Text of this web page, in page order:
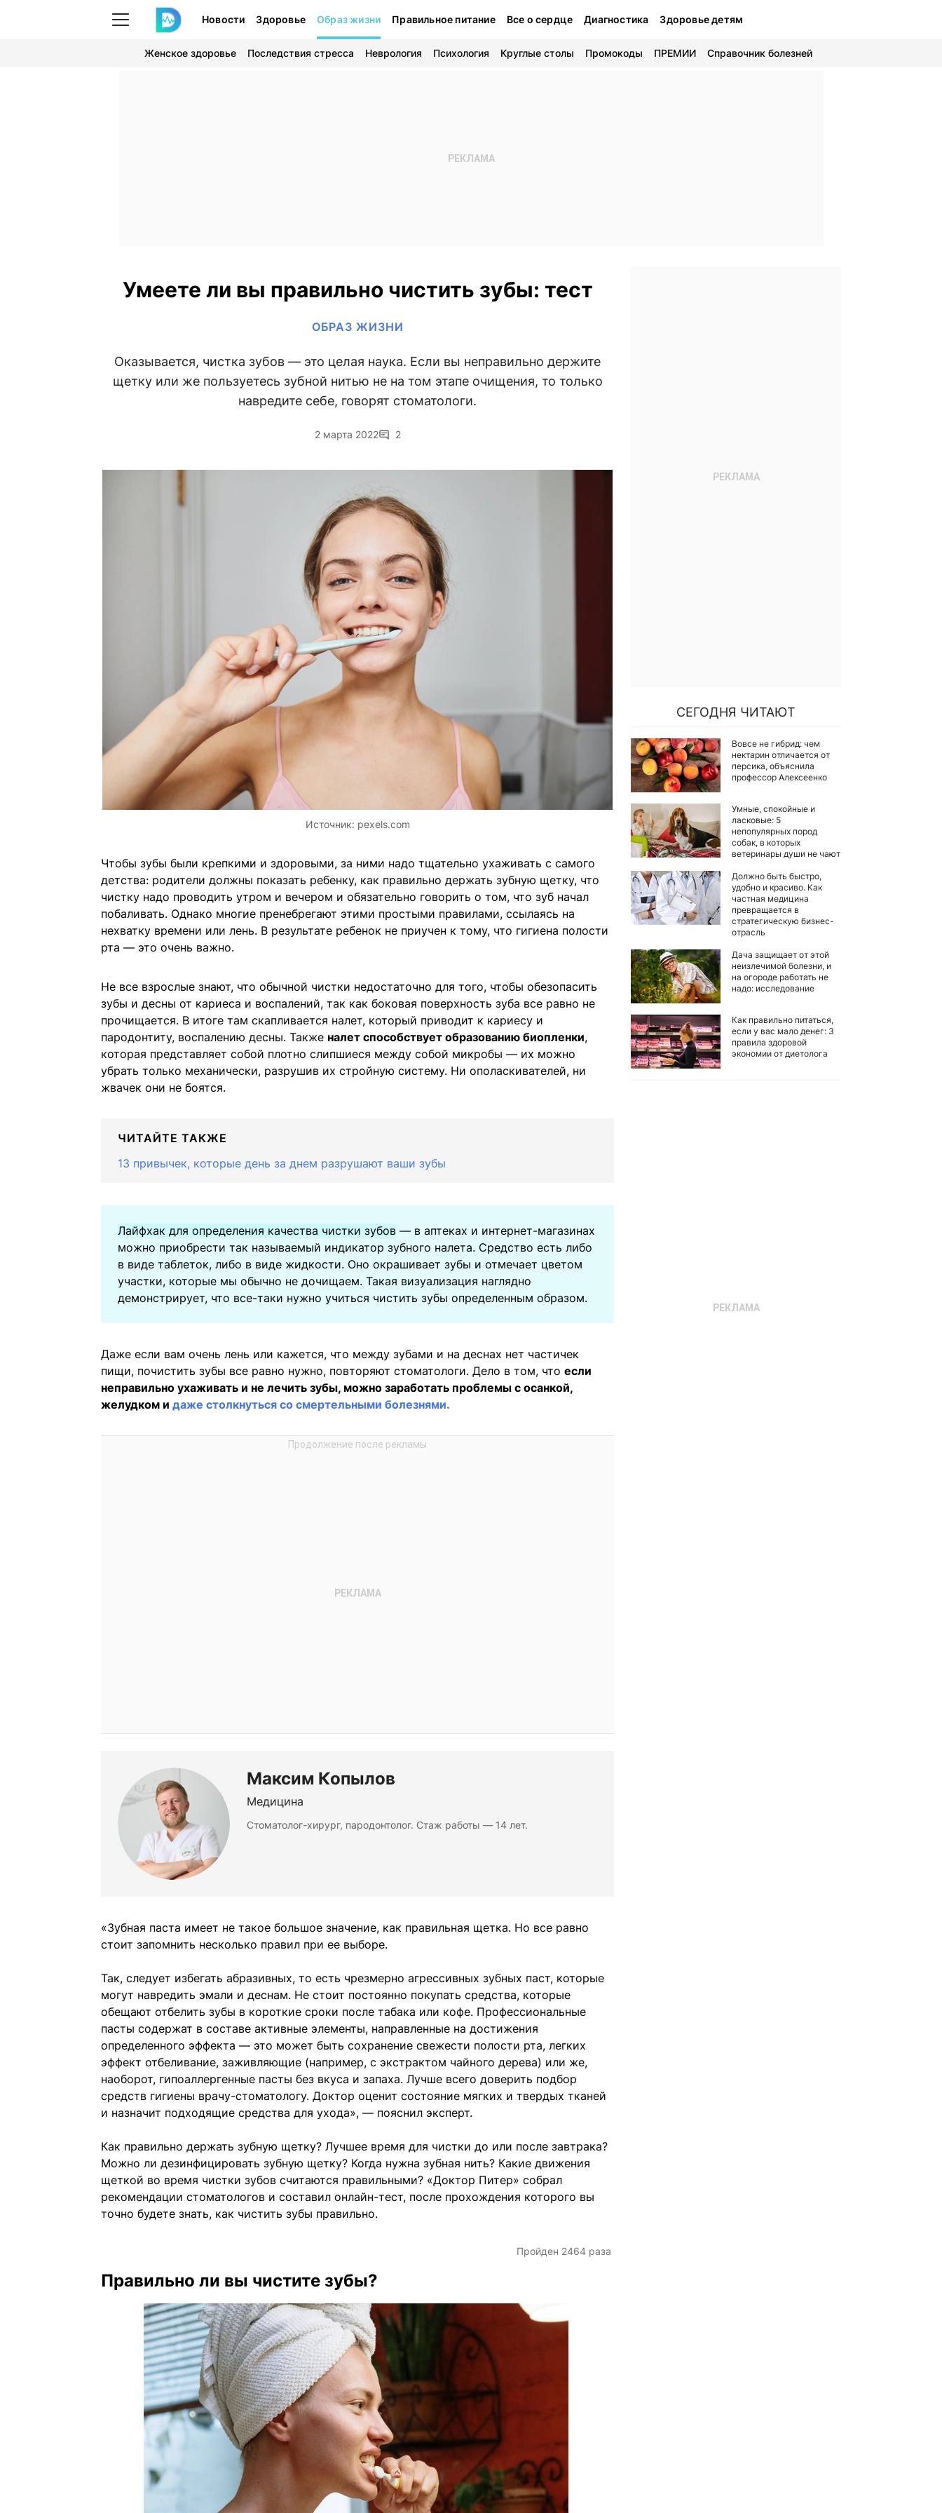
Новости Здоровье Образ жизни Правильное питание Все о сердце Диагностика Здоровье детям
Женское здоровье Последствия стресса Неврология Психология Круглые столы Промокоды ПРЕМИИ Справочник болезней
Умеете ли вы правильно чистить зубы: тест
ОБРАЗ ЖИЗНИ
Оказывается, чистка зубов — это целая наука. Если вы неправильно держите
щетку или же пользуетесь зубной нитью не на том этапе очищения, то только
навредите себе, говорят стоматологи.
2 марта 2022 2
Источник: pexels.com
Чтобы зубы были крепкими и здоровыми, за ними надо тщательно ухаживать с самого
детства: родители должны показать ребенку, как правильно держать зубную щетку, что
чистку надо проводить утром и вечером и обязательно говорить о том, что зуб начал
побаливать. Однако многие пренебрегают этими простыми правилами, ссылаясь на
нехватку времени или лень. В результате ребенок не приучен к тому, что гигиена полости
рта — это очень важно.
Не все взрослые знают, что обычной чистки недостаточно для того, чтобы обезопасить
зубы и десны от кариеса и воспалений, так как боковая поверхность зуба все равно не
прочищается. В итоге там скапливается налет, который приводит к кариесу и
пародонтиту, воспалению десны. Также налет способствует образованию биопленки,
которая представляет собой плотно слипшиеся между собой микробы — их можно
убрать только механически, разрушив их стройную систему. Ни ополаскивателей, ни
жвачек они не боятся.
ЧИТАЙТЕ ТАКЖЕ
13 привычек, которые день за днем разрушают ваши зубы
Лайфхак для определения качества чистки зубов — в аптеках и интернет-магазинах
можно приобрести так называемый индикатор зубного налета. Средство есть либо
в виде таблеток, либо в виде жидкости. Оно окрашивает зубы и отмечает цветом
участки, которые мы обычно не дочищаем. Такая визуализация наглядно
демонстрирует, что все-таки нужно учиться чистить зубы определенным образом.
Даже если вам очень лень или кажется, что между зубами и на деснах нет частичек
пищи, почистить зубы все равно нужно, повторяют стоматологи. Дело в том, что если
неправильно ухаживать и не лечить зубы, можно заработать проблемы с осанкой,
желудком и даже столкнуться со смертельными болезнями.
Максим Копылов
Медицина
Стоматолог-хирург, пародонтолог. Стаж работы — 14 лет.
«Зубная паста имеет не такое большое значение, как правильная щетка. Но все равно
стоит запомнить несколько правил при ее выборе.
Так, следует избегать абразивных, то есть чрезмерно агрессивных зубных паст, которые
могут навредить эмали и деснам. Не стоит постоянно покупать средства, которые
обещают отбелить зубы в короткие сроки после табака или кофе. Профессиональные
пасты содержат в составе активные элементы, направленные на достижения
определенного эффекта — это может быть сохранение свежести полости рта, легких
эффект отбеливание, заживляющие (например, с экстрактом чайного дерева) или же,
наоборот, гипоаллергенные пасты без вкуса и запаха. Лучше всего доверить подбор
средств гигиены врачу-стоматологу. Доктор оценит состояние мягких и твердых тканей
и назначит подходящие средства для ухода», — пояснил эксперт.
Как правильно держать зубную щетку? Лучшее время для чистки до или после завтрака?
Можно ли дезинфицировать зубную щетку? Когда нужна зубная нить? Какие движения
щеткой во время чистки зубов считаются правильными? «Доктор Питер» собрал
рекомендации стоматологов и составил онлайн-тест, после прохождения которого вы
точно будете знать, как чистить зубы правильно.
Пройден 2464 раза
Правильно ли вы чистите зубы?
СЕГОДНЯ ЧИТАЮТ
Вовсе не гибрид: чем
нектарин отличается от
персика, объяснила
профессор Алексеенко
Умные, спокойные и
ласковые: 5
непопулярных пород
собак, в которых
ветеринары души не чают
Должно быть быстро,
удобно и красиво. Как
частная медицина
превращается в
стратегическую бизнес-
отрасль
Дача защищает от этой
неизлечимой болезни, и
на огороде работать не
надо: исследование
Как правильно питаться,
если у вас мало денег: 3
правила здоровой
экономии от диетолога